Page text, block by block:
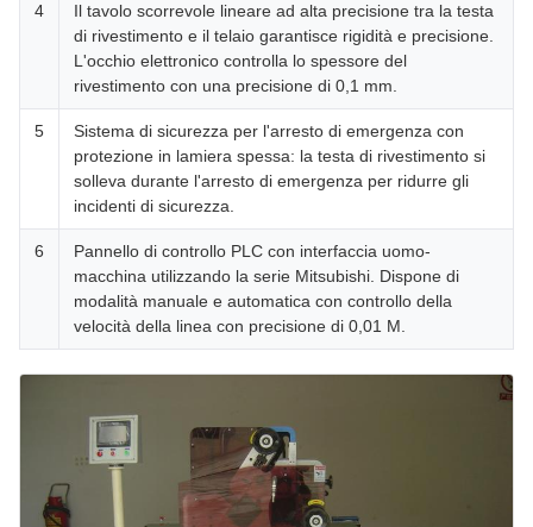
4
Il tavolo scorrevole lineare ad alta precisione tra la testa
di rivestimento e il telaio garantisce rigidità e precisione.
L'occhio elettronico controlla lo spessore del
rivestimento con una precisione di 0,1 mm.
5
Sistema di sicurezza per l'arresto di emergenza con
protezione in lamiera spessa: la testa di rivestimento si
solleva durante l'arresto di emergenza per ridurre gli
incidenti di sicurezza.
6
Pannello di controllo PLC con interfaccia uomo-
macchina utilizzando la serie Mitsubishi. Dispone di
modalità manuale e automatica con controllo della
velocità della linea con precisione di 0,01 M.